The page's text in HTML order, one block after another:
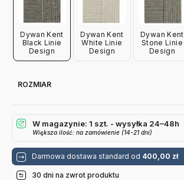
Dywan Kent
Black Linie
Design
Dywan Kent
White Linie
Design
Dywan Kent
Stone Linie
Design
ROZMIAR
W magazynie: 1 szt. - wysyłka 24–48h
Większa ilość: na zamówienie (14-21 dni)
Darmowa dostawa standard od 400,00 zł
30 dni na zwrot produktu